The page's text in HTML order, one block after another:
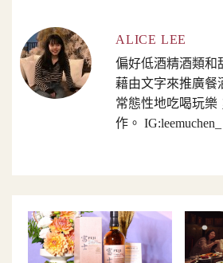
ALICE LEE
偏好低酒精酒類和
藉由文字來推廣餐
常態性地吃喝玩樂
作。 IG:leemuchen_